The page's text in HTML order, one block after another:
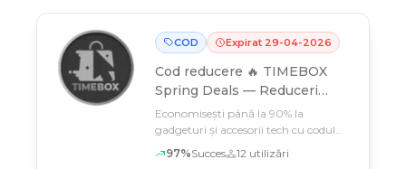
COD Expirat 29-04-2026
Cod reducere 🔥 TIMEBOX
Spring Deals — Reduceri
până la 90% la accesorii tech
& gadgeturi 🚀
Economisești până la 90% la
gadgeturi și accesorii tech cu codul
W*** la Timebox, cu livrare în 24h
97%Succes 12 utilizări